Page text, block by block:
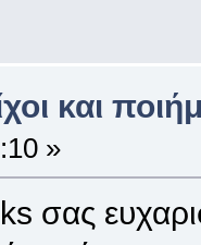
και
»
σας